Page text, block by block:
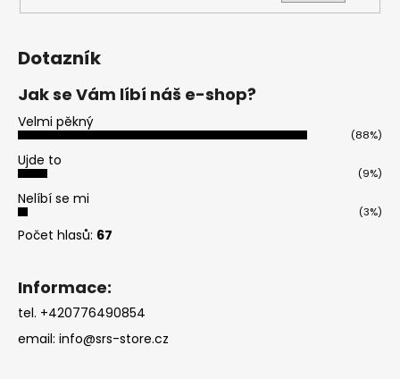
Dotazník
Jak se Vám líbí náš e-shop?
Velmi pěkný
(88%)
Ujde to
(9%)
Nelíbí se mi
(3%)
Počet hlasů: 67
Informace:
tel. +420776490854
email: info@srs-store.cz